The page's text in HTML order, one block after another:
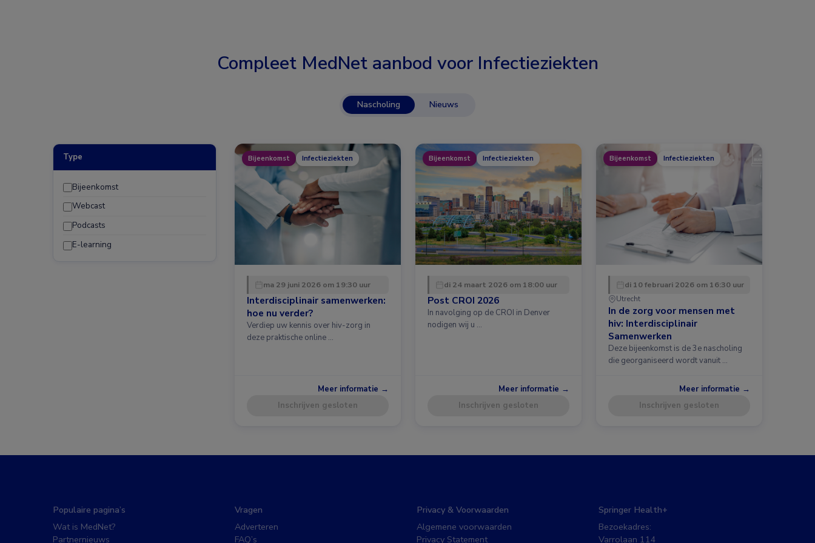
Compleet MedNet aanbod voor Infectieziekten
Nascholing Nieuws
Type
Bijeenkomst
Webcast
Podcasts
E-learning
Bijeenkomst Infectieziekten
ma 29 juni 2026 om 19:30 uur
Interdisciplinair samenwerken:
hoe nu verder?
Verdiep uw kennis over hiv-zorg in
deze praktische online …
Meer informatie →
Inschrijven gesloten
Bijeenkomst Infectieziekten
di 24 maart 2026 om 18:00 uur
Post CROI 2026
In navolging op de CROI in Denver
nodigen wij u …
Meer informatie →
Inschrijven gesloten
Bijeenkomst Infectieziekten
di 10 februari 2026 om 16:30 uur
Utrecht
In de zorg voor mensen met
hiv: Interdisciplinair
Samenwerken
Deze bijeenkomst is de 3e nascholing
die georganiseerd wordt vanuit …
Meer informatie →
Inschrijven gesloten
Populaire pagina’s
Wat is MedNet?
Partnernieuws
Vragen
Adverteren
FAQ’s
Privacy & Voorwaarden
Algemene voorwaarden
Privacy Statement
Springer Health+
Bezoekadres:
Varrolaan 114